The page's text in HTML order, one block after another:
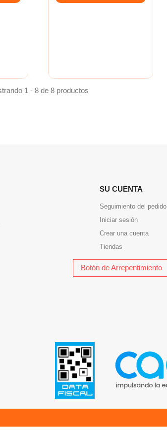
1 - 8 de 8 productos
SU CUENTA
Seguimiento del pedido
Iniciar sesión
Crear una cuenta
Tiendas
Botón de Arrepentimiento